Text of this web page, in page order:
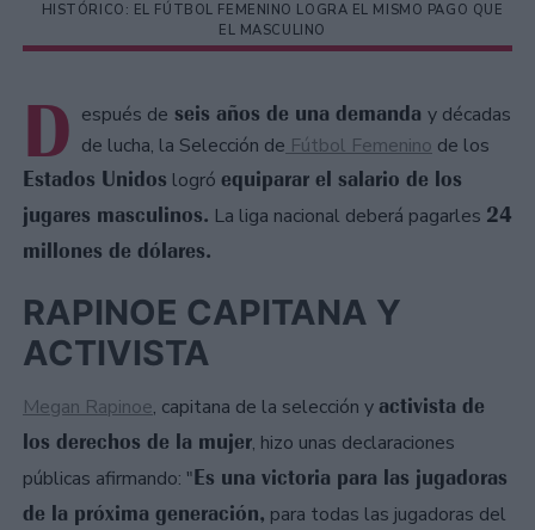
HISTÓRICO: EL FÚTBOL FEMENINO LOGRA EL MISMO PAGO QUE
EL MASCULINO
D espués de seis años de una demanda y décadas
de lucha, la Selección de Fútbol Femenino de los
Estados Unidos logró equiparar el salario de los
jugares masculinos. La liga nacional deberá pagarles 24
millones de dólares.
RAPINOE CAPITANA Y
ACTIVISTA
Megan Rapinoe, capitana de la selección y activista de
los derechos de la mujer, hizo unas declaraciones
públicas afirmando: "Es una victoria para las jugadoras
de la próxima generación, para todas las jugadoras del